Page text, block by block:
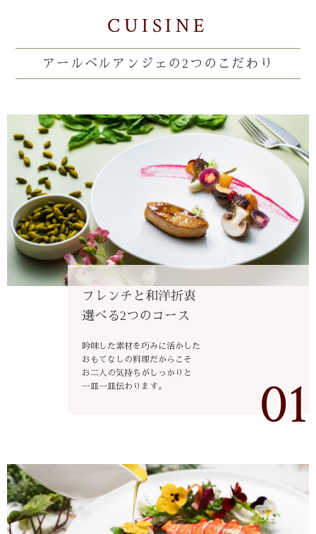
CUISINE
アールベルアンジェの2つのこだわり
01
フレンチと和洋折衷
選べる2つのコース
吟味した素材を巧みに活かした
おもてなしの料理だからこそ
お二人の気持ちがしっかりと
一皿一皿伝わります。